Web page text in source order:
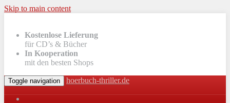
Skip to main content
Kostenlose Lieferung
für CD’s & Bücher
In Kooperation
mit den besten Shops
Toggle navigation hoerbuch-thriller.de